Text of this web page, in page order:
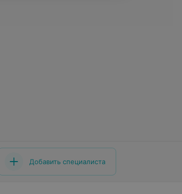
Добавить специалиста